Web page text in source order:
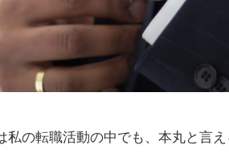
私の転職活動の中でも、本丸と言え